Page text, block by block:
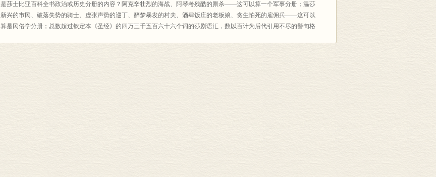
莎士比亚•黄梅戏•《无事生非》
莎剧歌剧化的首次尝试——我导演歌剧《特洛伊罗斯与克瑞西达》
从《欲望城国》和《血手记》看戏曲跨文化改编
是莎士比亚百科全书政治或历史分册的内容？阿克辛壮烈的海战、阿琴考残酷的厮杀——这可以算一个军事分册；温莎
新兴的市民、破落失势的骑士、虚张声势的巡丁、醉梦暴发的村夫、酒肆饭庄的老板娘、贪生怕死的雇佣兵——这可以
算是民俗学分册；总数超过钦定本《圣经》的四万三千五百六十六个词的莎剧语汇，数以百计为后代引用不尽的警句格